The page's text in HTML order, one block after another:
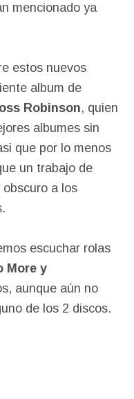
mencionado ya
estos nuevos
album de
Robinson, quien
albumes sin
que por lo menos
un trabajo de
a los
escuchar rolas
More y
aunque aún no
de los 2 discos.